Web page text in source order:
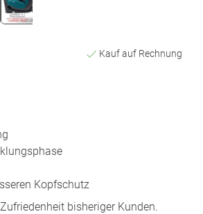
Kauf auf Rechnung
Kopfschutz
bisheriger Kunden.